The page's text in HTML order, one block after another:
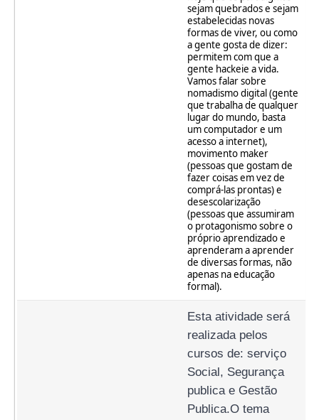
sejam quebrados e sejam
estabelecidas novas
formas de viver, ou como
a gente gosta de dizer:
permitem com que a
gente hackeie a vida.
Vamos falar sobre
nomadismo digital (gente
que trabalha de qualquer
lugar do mundo, basta
um computador e um
acesso a internet),
movimento maker
(pessoas que gostam de
fazer coisas em vez de
comprá-las prontas) e
desescolarização
(pessoas que assumiram
o protagonismo sobre o
próprio aprendizado e
aprenderam a aprender
de diversas formas, não
apenas na educação
formal).
Esta atividade será
realizada pelos
cursos de: serviço
Social, Segurança
publica e Gestão
Publica.O tema